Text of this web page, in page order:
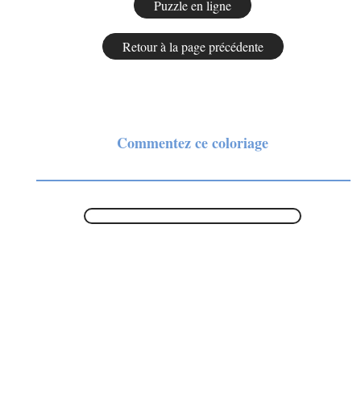
Commentez ce coloriage